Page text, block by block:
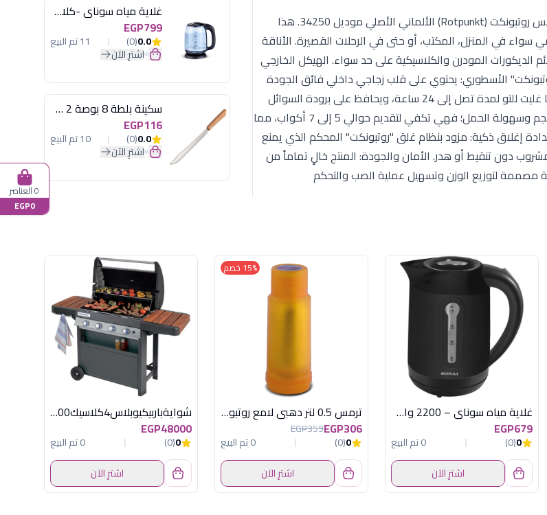
اختبروا المزيج المثالي بين الأداء الألماني الجبار والتصميم العصري مع ترمس روتبونكت (Rotpunkt) الألماني الأصلي موديل 34250. هذا
اليومي سواء في المنزل، المكتب، أو حتى في الرحلات القصيرة. الأناقة
الديكورات المودرن والكلاسيكية على حد سواء. الهيكل الخارجي
الأسطوري: يحتوي على قلب زجاجي داخلي فائق الجودة
مصنع في ألمانيا، يضمن الحفاظ على درجة حرارة مشروباتك الساخنة كأنها غليت للتو لمدة تصل إلى 24 ساعة، ويحافظ على برودة السوائل
المنعشة طوال اليوم. سعة مثالية (1 لتر): توفر هذه السعة التوازن بين الحجم وسهولة الحمل؛ فهي تكفي لتقديم حوالي 5 إلى 7 أكواب، مما
إغلاق ذكية: مزود بنظام غلق "روتبونكت" المحكم الذي يمنع
دون تنقيط أو هدر. الأمان والجودة: المنتج خالٍ تماماً من
غلاية مياه سوناي -كلاسيك 2200 وات، 1.7 لتر زجاج اضائة ليد - MAR-3752
EGP799
0.0
(0) 11 تم البيع
اشترِ الآن
سكينة بلطة 8 بوصة 2 مسمار
EGP116
0.0
(0) 10 تم البيع
اشترِ الآن
غلاية مياه سوناي – 2200 وات، 1.7 لتر – اسود – MAR-3000
EGP679
0
(0)
0 تم البيع
اشترِ الآن
15% خصم
ترمس 0.5 لتر دهبى لامع روتبونكت المانى
EGP306
EGP359
0
(0)
0 تم البيع
اشترِ الآن
شوايةباربيكيوبلاس4كلاسيك3500سم مربعةكامب
EGP48000
0
(0)
0 تم البيع
اشترِ الآن
0 العناصر
EGP0